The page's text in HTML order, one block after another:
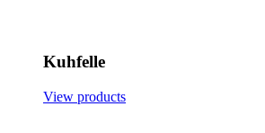
Kuhfelle
View products